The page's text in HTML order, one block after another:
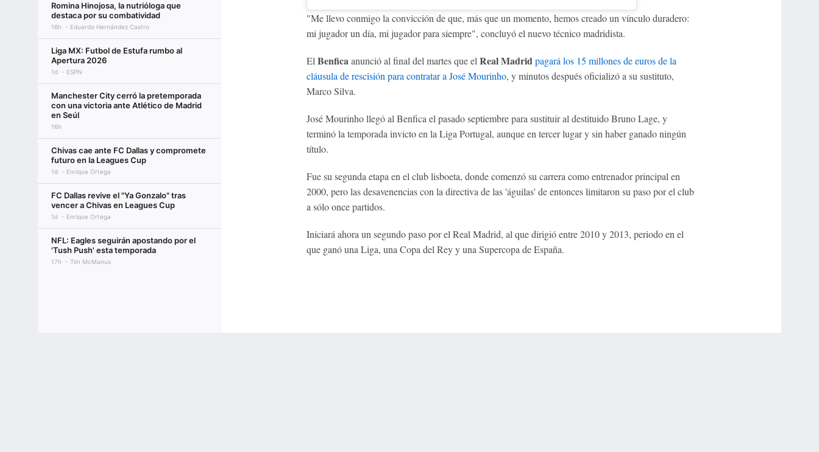
Romina Hinojosa, la nutrióloga que
destaca por su combatividad
16h Eduardo Hernández Castro
Liga MX: Futbol de Estufa rumbo al
Apertura 2026
1d ESPN
Manchester City cerró la pretemporada
con una victoria ante Atlético de Madrid
en Seúl
16h
Chivas cae ante FC Dallas y compromete
futuro en la Leagues Cup
1d Enrique Ortega
FC Dallas revive el "Ya Gonzalo" tras
vencer a Chivas en Leagues Cup
1d Enrique Ortega
NFL: Eagles seguirán apostando por el
'Tush Push' esta temporada
17h Tim McManus
"Me llevo conmigo la convicción de que, más que un momento, hemos creado un vínculo duradero:
mi jugador un día, mi jugador para siempre", concluyó el nuevo técnico madridista.
El Benfica anunció al final del martes que el Real Madrid pagará los 15 millones de euros de la
cláusula de rescisión para contratar a José Mourinho, y minutos después oficializó a su sustituto,
Marco Silva.
José Mourinho llegó al Benfica el pasado septiembre para sustituir al destituido Bruno Lage, y
terminó la temporada invicto en la Liga Portugal, aunque en tercer lugar y sin haber ganado ningún
título.
Fue su segunda etapa en el club lisboeta, donde comenzó su carrera como entrenador principal en
2000, pero las desavenencias con la directiva de las 'águilas' de entonces limitaron su paso por el club
a sólo once partidos.
Iniciará ahora un segundo paso por el Real Madrid, al que dirigió entre 2010 y 2013, periodo en el
que ganó una Liga, una Copa del Rey y una Supercopa de España.